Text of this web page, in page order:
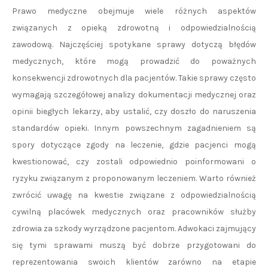
Prawo medyczne obejmuje wiele różnych aspektów
związanych z opieką zdrowotną i odpowiedzialnością
zawodową. Najczęściej spotykane sprawy dotyczą błędów
medycznych, które mogą prowadzić do poważnych
konsekwencji zdrowotnych dla pacjentów. Takie sprawy często
wymagają szczegółowej analizy dokumentacji medycznej oraz
opinii biegłych lekarzy, aby ustalić, czy doszło do naruszenia
standardów opieki. Innym powszechnym zagadnieniem są
spory dotyczące zgody na leczenie, gdzie pacjenci mogą
kwestionować, czy zostali odpowiednio poinformowani o
ryzyku związanym z proponowanym leczeniem. Warto również
zwrócić uwagę na kwestie związane z odpowiedzialnością
cywilną placówek medycznych oraz pracowników służby
zdrowia za szkody wyrządzone pacjentom. Adwokaci zajmujący
się tymi sprawami muszą być dobrze przygotowani do
reprezentowania swoich klientów zarówno na etapie